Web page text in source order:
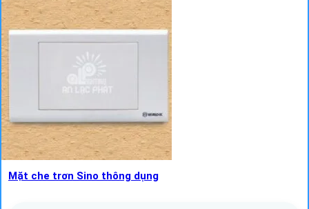
Mặt che trơn Sino thông dụng